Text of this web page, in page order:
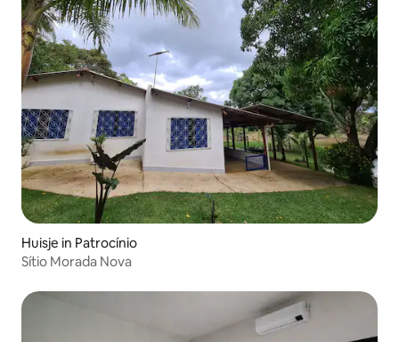
Huisje in Patrocínio
Sítio Morada Nova